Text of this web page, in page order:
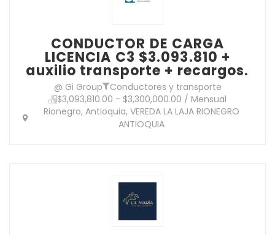
CONDUCTOR DE CARGA
LICENCIA C3 $3.093.810 +
auxilio transporte + recargos.
@ Gi Group
Conductores y transporte
$3,093,810.00 - $3,300,000.00 / Mensual
Rionegro, Antioquia, VEREDA LA LAJA RIONEGRO
ANTIOQUIA